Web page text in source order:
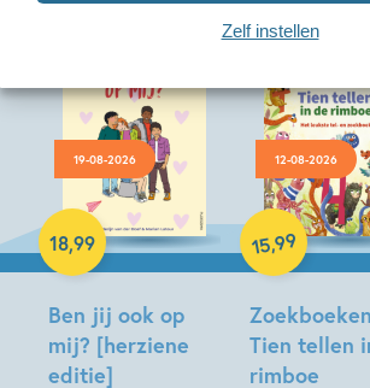
Zelf instellen
19-08-2026
Ben jij ook op
mij? [herziene
editie]
18,99
Hardcover
12-08-2026
Tien tellen
rimboe
15,99
Hardcover